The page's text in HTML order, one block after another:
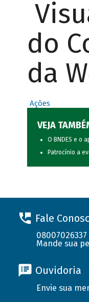
do
da
Ações
VEJA
O BNDES e o
Patrocínio a
Fale
08007026337
Mande sua
Ouvidoria
Envie sua